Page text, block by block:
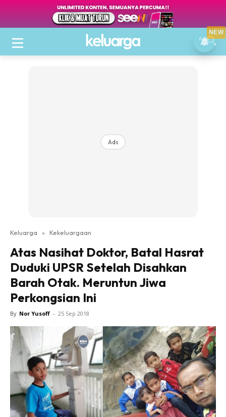
Ads
Keluarga » Kekeluargaan
Atas Nasihat Doktor, Batal Hasrat
Duduki UPSR Setelah Disahkan
Barah Otak. Meruntun Jiwa
Perkongsian Ini
By Nor Yusoff - 25 Sep 2018
NEW